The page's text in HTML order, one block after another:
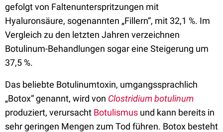
gefolgt von Faltenunterspritzungen mit
Hyaluronsäure, sogenannten „Fillern“, mit 32,1 %. Im
Vergleich zu den letzten Jahren verzeichnen
Botulinum-Behandlungen sogar eine Steigerung um
37,5 %.
Das beliebte Botulinumtoxin, umgangssprachlich
„Botox“ genannt, wird von Clostridium botulinum
produziert, verursacht Botulismus und kann bereits in
sehr geringen Mengen zum Tod führen. Botox besteht